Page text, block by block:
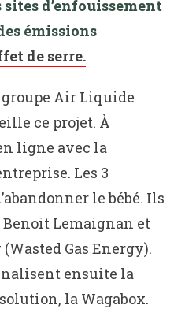
sites d’enfouissement
émissions
de serre.
groupe Air Liquide
ce projet. À
ligne avec la
Les 3
le bébé. Ils
Lemaignan et
Gas Energy).
ensuite la
la Wagabox.